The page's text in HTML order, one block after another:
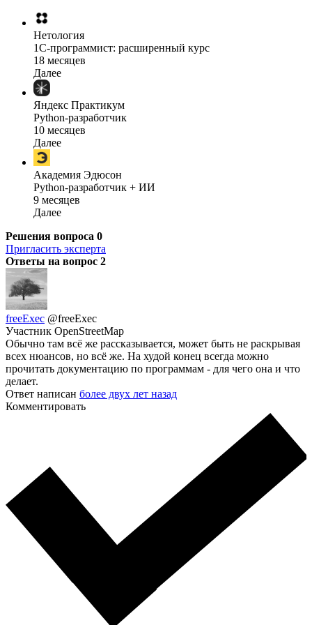
Нетология
1C-программист: расширенный курс
18 месяцев
Далее
Яндекс Практикум
Python-разработчик
10 месяцев
Далее
Академия Эдюсон
Python-разработчик + ИИ
9 месяцев
Далее
Решения вопроса 0
Пригласить эксперта
Ответы на вопрос 2
freeExec @freeExec
Участник OpenStreetMap
Обычно там всё же рассказывается, может быть не раскрывая
всех нюансов, но всё же. На худой конец всегда можно
прочитать документацию по программам - для чего она и что
делает.
Ответ написан более двух лет назад
Комментировать